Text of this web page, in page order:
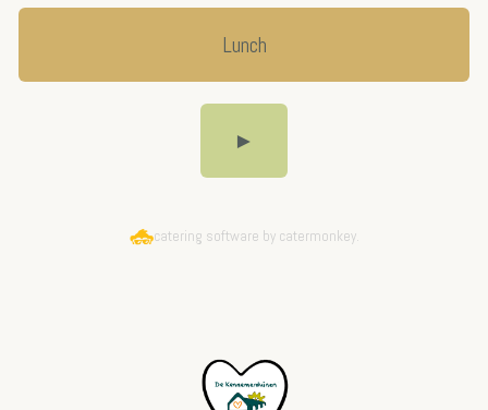
Lunch
►
catering software by catermonkey.